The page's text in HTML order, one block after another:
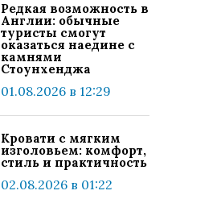
Редкая возможность в
Англии: обычные
туристы смогут
оказаться наедине с
камнями
Стоунхенджа
01.08.2026 в 12:29
Кровати с мягким
изголовьем: комфорт,
стиль и практичность
02.08.2026 в 01:22